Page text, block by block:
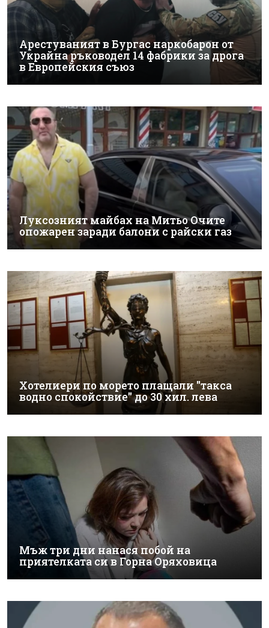
Арестуваният в Бургас наркобарон от
Украйна ръководел 14 фабрики за дрога
в Европейския съюз
Луксозният майбах на Митьо Очите
опожарен заради балони с райски газ
Хотелиери по морето плащали "такса
водно спокойствие" до 30 хил. лева
Мъж три дни нанася побой на
приятелката си в Горна Оряховица